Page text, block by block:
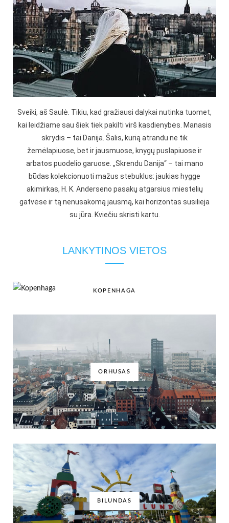
Sveiki, aš Saulė. Tikiu, kad gražiausi dalykai nutinka tuomet,
kai leidžiame sau šiek tiek pakilti virš kasdienybės. Manasis
skrydis – tai Danija. Šalis, kurią atrandu ne tik
žemėlapiuose, bet ir jausmuose, knygų puslapiuose ir
arbatos puodelio garuose. „Skrendu Danija“ – tai mano
būdas kolekcionuoti mažus stebuklus: jaukias hygge
akimirkas, H. K. Anderseno pasakų atgarsius miestelių
gatvėse ir tą nenusakomą jausmą, kai horizontas susilieja
su jūra. Kviečiu skristi kartu.
LANKYTINOS VIETOS
KOPENHAGA
ORHUSAS
BILUNDAS